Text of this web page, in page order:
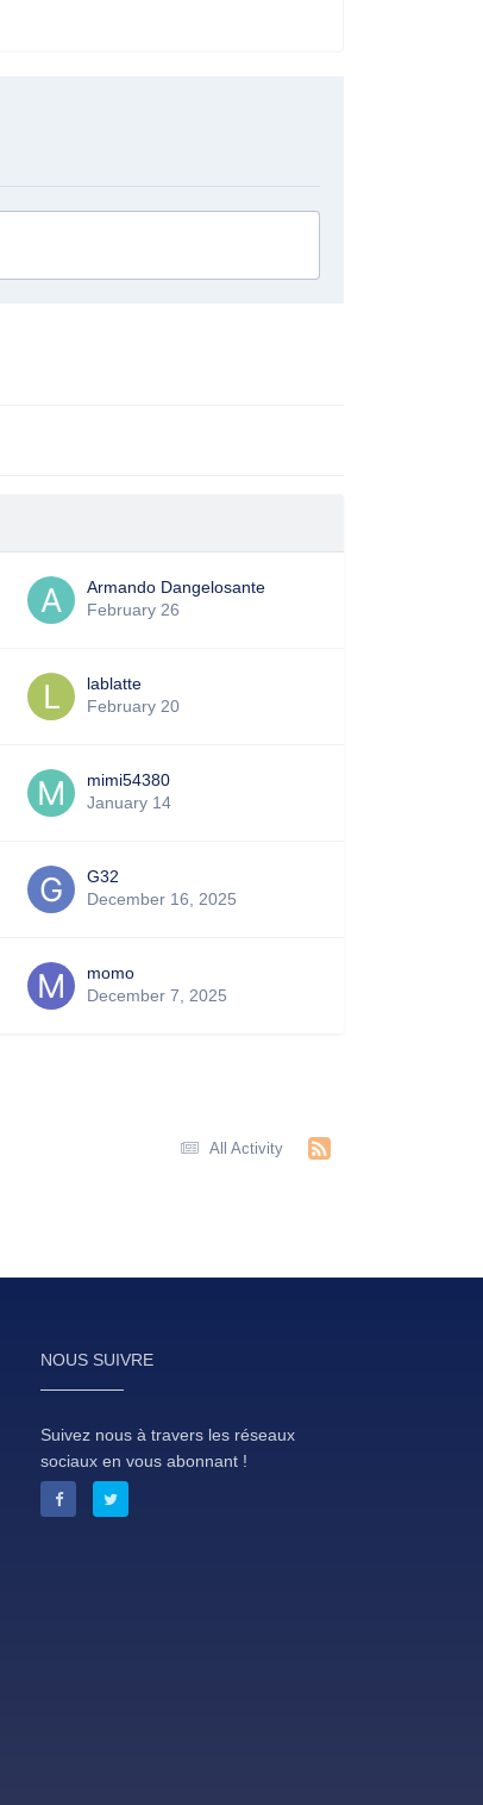
Armando Dangelosante
February 26
lablatte
February 20
mimi54380
January 14
G32
December 16, 2025
momo
December 7, 2025
All Activity
NOUS SUIVRE
Suivez nous à travers les réseaux
sociaux en vous abonnant !